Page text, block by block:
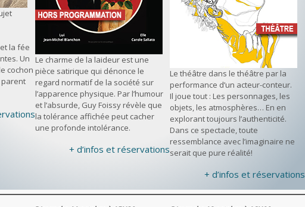
la fée
Un
cochon
parent
Le charme de la laideur est une
pièce satirique qui dénonce le
regard normatif de la société sur
l’apparence physique. Par l’humour
et l’absurde, Guy Foissy révèle que
la tolérance affichée peut cacher
une profonde intolérance.
+ d’infos et réservations
Le théâtre dans le théâtre par la
performance d’un acteur-conteur.
Il joue tout : Les personnages, les
objets, les atmosphères… En en
explorant toujours l’authenticité.
Dans ce spectacle, toute
ressemblance avec l’imaginaire ne
serait que pure réalité!
+ d’infos et réservations